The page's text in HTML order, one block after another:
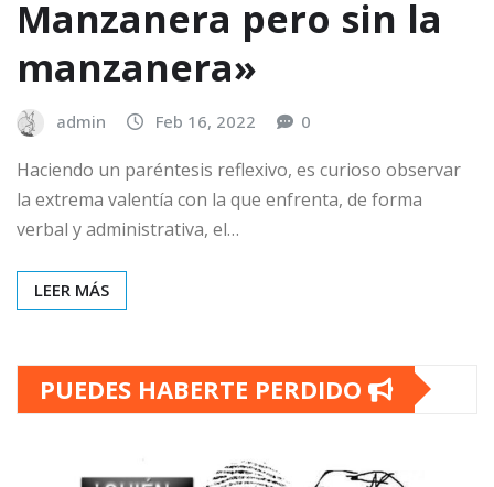
Manzanera pero sin la
manzanera»
admin Feb 16, 2022 0
Haciendo un paréntesis reflexivo, es curioso observar
la extrema valentía con la que enfrenta, de forma
verbal y administrativa, el…
LEER MÁS
PUEDES HABERTE PERDIDO